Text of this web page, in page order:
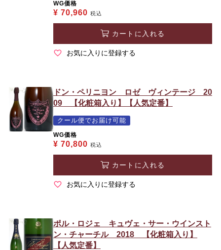
WG価格
¥ 70,960 税込
カートに入れる
お気に入りに登録する
ドン・ペリニヨン ロゼ ヴィンテージ 20
09 【化粧箱入り】【人気定番】
クール便でお届け可能
WG価格
¥ 70,800 税込
カートに入れる
お気に入りに登録する
ポル・ロジェ キュヴェ・サー・ウインスト
ン・チャーチル 2018 【化粧箱入り】
【人気定番】